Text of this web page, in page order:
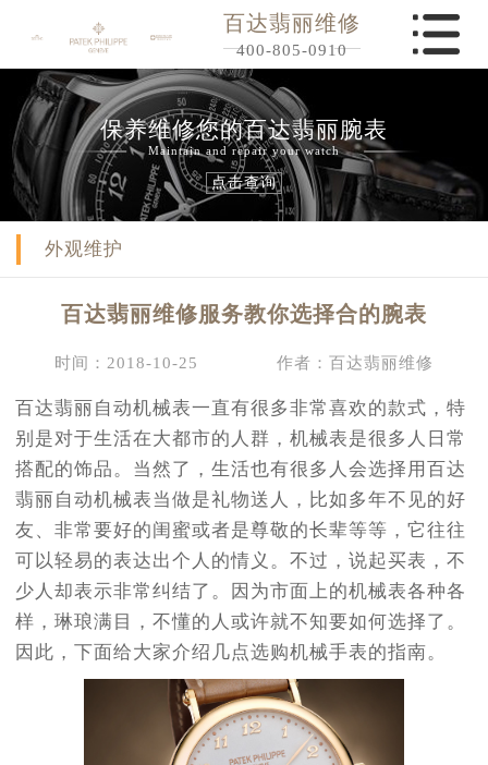
百达翡丽维修
400-805-0910
保养维修您的百达翡丽腕表
Maintain and repair your watch
点击查询
外观维护
百达翡丽维修服务教你选择合的腕表
时间：2018-10-25 作者：百达翡丽维修
百达翡丽自动机械表一直有很多非常喜欢的款式，特
别是对于生活在大都市的人群，机械表是很多人日常
搭配的饰品。当然了，生活也有很多人会选择用百达
翡丽自动机械表当做是礼物送人，比如多年不见的好
友、非常要好的闺蜜或者是尊敬的长辈等等，它往往
可以轻易的表达出个人的情义。不过，说起买表，不
少人却表示非常纠结了。因为市面上的机械表各种各
样，琳琅满目，不懂的人或许就不知要如何选择了。
因此，下面给大家介绍几点选购机械手表的指南。